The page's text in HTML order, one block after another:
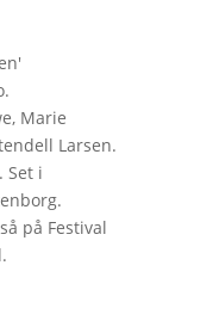
Marie
Larsen.
Set i
på Festival